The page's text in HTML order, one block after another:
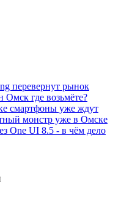
перевернут рынок
где возьмёте?
смартфоны уже ждут
монстр уже в Омске
One UI 8.5 - в чём дело